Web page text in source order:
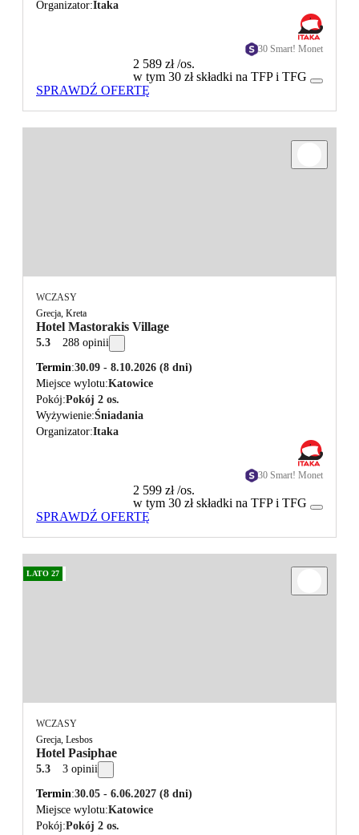
Organizator Itaka
30 Smart! Monet
2 589 zł/os.
w tym 30 zł składki na TFP i TFG
SPRAWDŹ OFERTĘ
WCZASY
Grecja, Kreta
Hotel Mastorakis Village
5.3 288 opinii
Termin 30.09 - 8.10.2026 (8 dni)
Miejsce wylotu Katowice
Pokój Pokój 2 os.
Wyżywienie Śniadania
Organizator Itaka
30 Smart! Monet
2 599 zł/os.
w tym 30 zł składki na TFP i TFG
SPRAWDŹ OFERTĘ
LATO 27
WCZASY
Grecja, Lesbos
Hotel Pasiphae
5.3 3 opinii
Termin 30.05 - 6.06.2027 (8 dni)
Miejsce wylotu Katowice
Pokój Pokój 2 os.